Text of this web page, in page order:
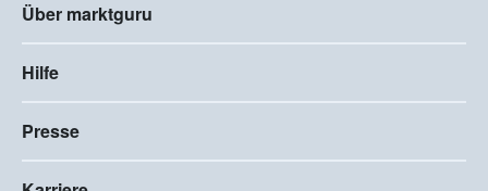
Über marktguru
Hilfe
Presse